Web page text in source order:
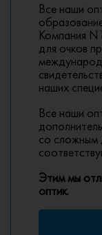
Все наши
Компания
для очков
наших
Все наши
со сложным
Этим мы
оптик.